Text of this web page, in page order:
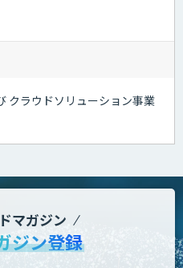
クラウドソリューション事業
マガジン
ジン登録